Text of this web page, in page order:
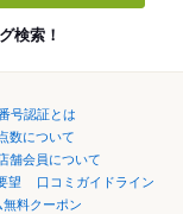
検索！
号認証とは
数について
舗会員について
望
口コミガイドライン
料クーポン